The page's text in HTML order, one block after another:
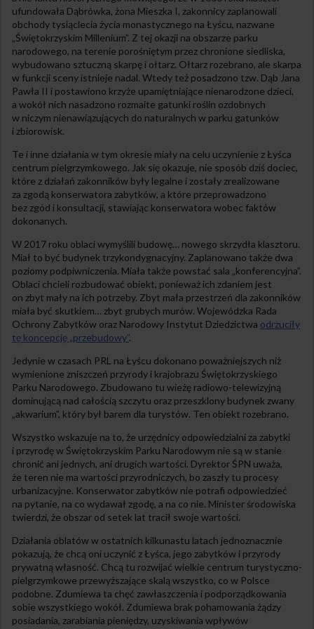
ufundowała Dąbrówka, żona Mieszka I, zakonnicy zaplanowali
obchody tysiąclecia życia monastycznego na Łyścu, nazwane
„Świętokrzyskim Millenium”. Z tej okazji na obszarze parku
narodowego, na terenie porośniętym przez chronione siedliska,
wybudowano sztuczną skarpę i ołtarz. Ołtarz rozebrano, ale skarpa
w funkcji sceny istnieje nadal. Wtedy też posadzono tzw. Dąb Jana
Pawła II i postawiono krzyże upamiętniające nienarodzone dzieci,
a wokół nich nasadzono rozmaite gatunki roślin ozdobnych
w niczym nienawiązujących do naturalnych w parku gatunków
i zbiorowisk.
Te i inne działania w tym okresie miały na celu uczynienie z Łyśca
centrum pielgrzymkowego. Jak się okazuje, nie sposób dziś dociec,
które z działań zakonników były legalne i zostały zrealizowane
za zgodą konserwatora zabytków, a które przeprowadzono
bez zgód i konsultacji, stawiając konserwatora wobec faktów
dokonanych.
W 2017 roku oblaci wymyślili budowę… nowego skrzydła klasztoru.
Miał to być budynek trzykondygnacyjny. Zaplanowano także dwa
poziomy podpiwniczenia. Miała także powstać sala „konferencyjna”.
Oblaci chcieli rozbudować obiekt, ponieważ ich zdaniem jest
on zbyt mały na ich potrzeby. Zbyt mała przestrzeń dla zakonników
miała być skutkiem… zbyt grubych murów. Wojewódzka Rada
Ochrony Zabytków oraz Narodowy Instytut Dziedzictwa odrzuciły
tę koncepcję „przebudowy”.
Jedynie w czasach PRL na Łyścu dokonano poważniejszych niż
wymienione zniszczeń przyrody i krajobrazu Świętokrzyskiego
Parku Narodowego. Zbudowano tu wieżę radiowo-telewizyjną
dominującą nad całością szczytu oraz przeszklony budynek zwany
„akwarium”, który był barem dla turystów. Ten obiekt rozebrano.
Wszystko wskazuje na to, że urzędnicy odpowiedzialni za zabytki
i przyrodę w Świętokrzyskim Parku Narodowym nie są w stanie
chronić ani jednych, ani drugich wartości. Dyrektor ŚPN uważa,
że teren nie ma wartości przyrodniczych, bo zaszły tu procesy
urbanizacyjne. Konserwator zabytków nie potrafi odpowiedzieć
na pytanie, na co wydawał zgodę, a na co nie. Minister środowiska
twierdzi, że obszar od setek lat tracił swoje wartości.
Działania oblatów w ostatnich kilkunastu latach jednoznacznie
pokazują, że chcą oni uczynić z Łyśca, jego zabytków i przyrody
prywatną własność. Chcą tu rozwijać wielkie centrum turystyczno-
pielgrzymkowe przewyższające skalą wszystko, co w Polsce
podobne. Zdumiewa ta chęć zawłaszczenia i podporządkowania
sobie wszystkiego wokół. Zdumiewa brak pohamowania żądzy
posiadania, zarabiania pieniędzy, uzyskiwania wpływów